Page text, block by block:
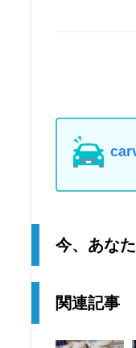
今、あな
関連記事